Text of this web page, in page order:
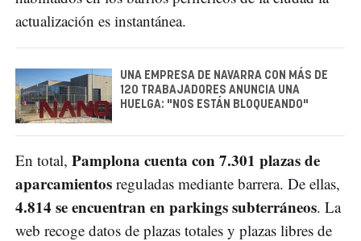
actualización es instantánea.
UNA EMPRESA DE NAVARRA CON MÁS DE
120 TRABAJADORES ANUNCIA UNA
HUELGA: "NOS ESTÁN BLOQUEANDO"
En total, Pamplona cuenta con 7.301 plazas de
aparcamientos reguladas mediante barrera. De ellas,
4.814 se encuentran en parkings subterráneos. La
web recoge datos de plazas totales y plazas libres de